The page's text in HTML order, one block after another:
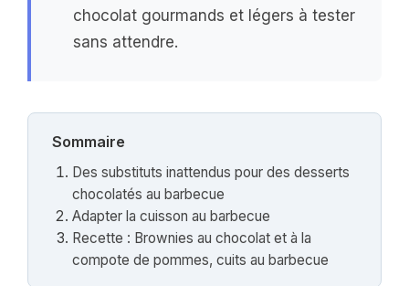
chocolat gourmands et légers à tester
sans attendre.
Sommaire
Des substituts inattendus pour des desserts
chocolatés au barbecue
Adapter la cuisson au barbecue
Recette : Brownies au chocolat et à la
compote de pommes, cuits au barbecue